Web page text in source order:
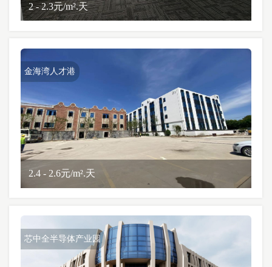
2 - 2.3元/m².天
金海湾人才港
2.4 - 2.6元/m².天
芯中全半导体产业园